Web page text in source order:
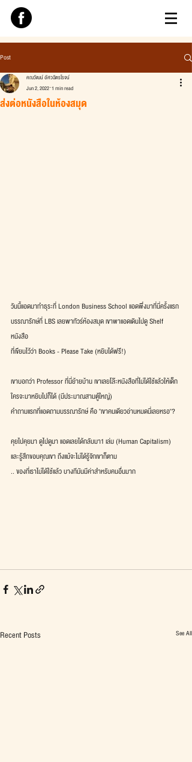
Post
ส่งต่อหนังสือในห้องสมุด
คณวัฒน์ อัศวฉัตรโรจน์
Jun 2, 2022 1 min read
วันนี้แอดมาทำธุระที่ London Business School แอดพึ่งมาที่นี่ครั้งแรก
บรรณารักษ์ที่ LBS เลยพาทัวร์ห้องสมุด เขาพาแอดเดินไปดู Shelf
หนังสือ
ที่เขียนไว้ว่า Books - Please Take (หยิบได้ฟรี!)
เขาบอกว่า Professor ที่นี่ย้ายบ้าน เขาเลยโล๊ะหนังสือที่ไม่ได้ใช้แล้วให้เด็ก
ใครจะมาหยิบไปก็ได้ (มีประมาณสามตู้ใหญ่)
คำถามแรกที่แอดถามบรรณารักษ์ คือ "เขาคนเดียวอ่านหมดนี่เลยหรอ"?
คุยไปคุยมา ดูไปดูมา แอดเลยได้กลับมา1 เล่ม (Human Capitalism)
และรู้สึกขอบคุณเขา ถึงแม้จะไม่ได้รู้จักเขาก็ตาม
.. ของที่เราไม่ได้ใช้แล้ว บางทีมันมีค่าสำหรับคนอื่นมาก
Recent Posts See All